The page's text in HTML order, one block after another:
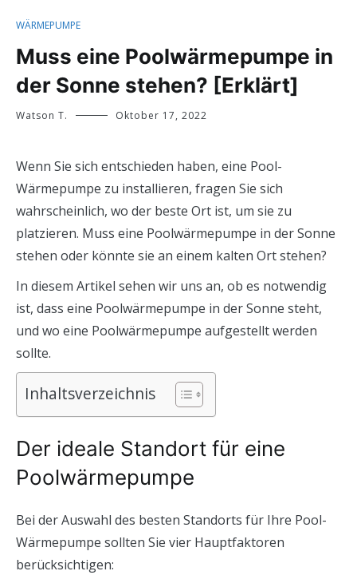
WÄRMEPUMPE
Muss eine Poolwärmepumpe in
der Sonne stehen? [Erklärt]
Watson T. Oktober 17, 2022
Wenn Sie sich entschieden haben, eine Pool-
Wärmepumpe zu installieren, fragen Sie sich
wahrscheinlich, wo der beste Ort ist, um sie zu
platzieren. Muss eine Poolwärmepumpe in der Sonne
stehen oder könnte sie an einem kalten Ort stehen?
In diesem Artikel sehen wir uns an, ob es notwendig
ist, dass eine Poolwärmepumpe in der Sonne steht,
und wo eine Poolwärmepumpe aufgestellt werden
sollte.
Inhaltsverzeichnis
Der ideale Standort für eine
Poolwärmepumpe
Bei der Auswahl des besten Standorts für Ihre Pool-
Wärmepumpe sollten Sie vier Hauptfaktoren
berücksichtigen: